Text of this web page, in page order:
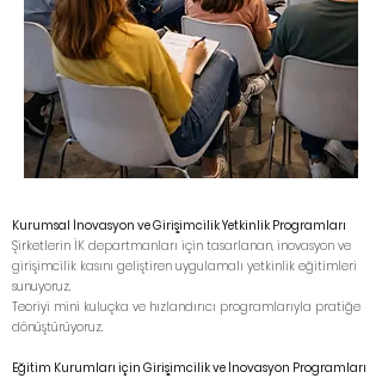
Kurumsal İnovasyon ve Girişimcilik Yetkinlik Programları
Şirketlerin İK departmanları için tasarlanan, inovasyon ve
girişimcilik kasını geliştiren uygulamalı yetkinlik eğitimleri
sunuyoruz.
Teoriyi mini kuluçka ve hızlandırıcı programlarıyla pratiğe
dönüştürüyoruz.
Eğitim Kurumları için Girişimcilik ve İnovasyon Programları